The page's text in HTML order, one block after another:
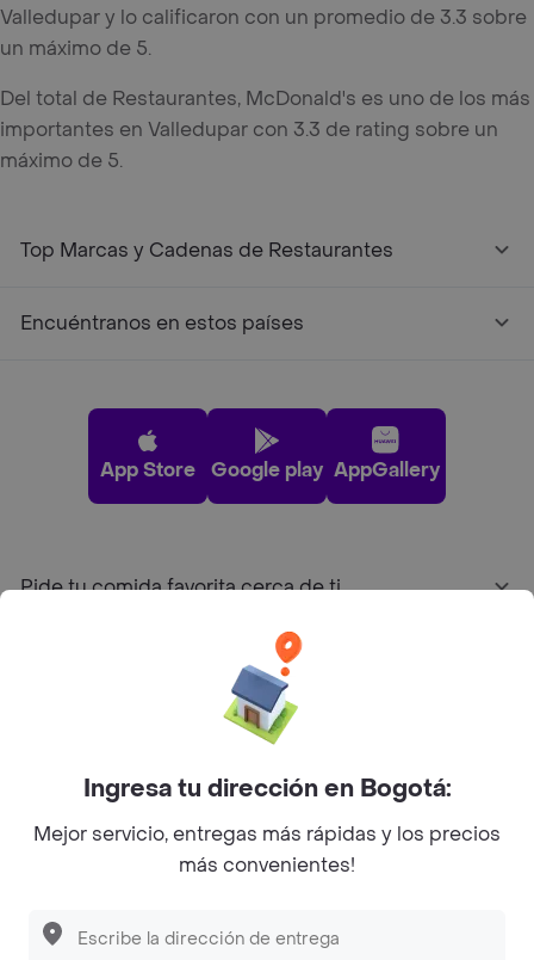
Valledupar y lo calificaron con un promedio de 3.3 sobre
un máximo de 5.
Del total de Restaurantes, McDonald's es uno de los más
importantes en Valledupar con 3.3 de rating sobre un
máximo de 5.
Top Marcas y Cadenas de Restaurantes
Encuéntranos en estos países
App Store Google play AppGallery
Pide tu comida favorita cerca de ti
Sobre Rappi
Facebook
Twitter
Instagram
©2026Rappi Inc. All rights reserved.
Ingresa tu dirección en Bogotá:
Mejor servicio, entregas más rápidas y los precios
más convenientes!